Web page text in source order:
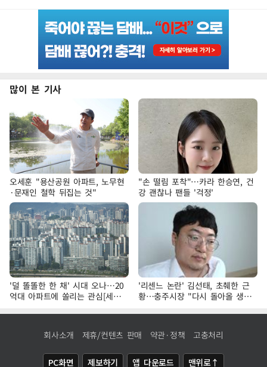
많이 본 기사
오세훈 "용산공원 아파트, 노무현
·문재인 철학 뒤집는 것"
"손 떨림 포착"…카라 한승연, 건
강 괜찮나 팬들 '걱정'
'덜 똘똘한 한 채' 시대 오나…20
억대 아파트에 쏠리는 관심[세제
개편, 그 이후②]
'리센느 논란' 김선태, 초췌한 근
황…충주시장 "다시 돌아올 생
각?"
회사소개 제휴/컨텐츠 판매 약관·정책 고충처리
PC화면 제보하기 앱 다운로드 맨위로↑